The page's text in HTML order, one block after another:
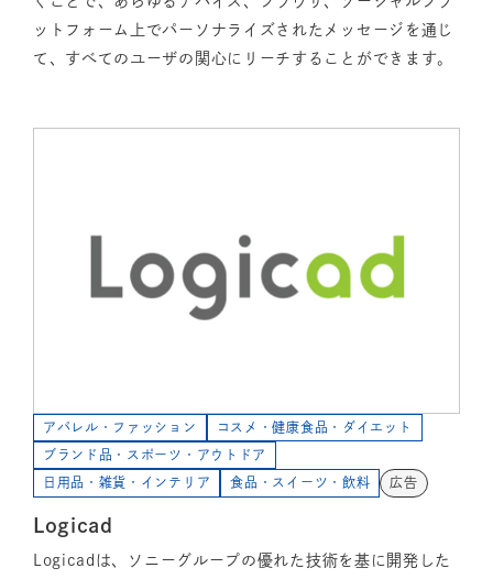
ットフォーム上でパーソナライズされたメッセージを通じ
て、すべてのユーザの関心にリーチすることができます。
アパレル・ファッション コスメ・健康食品・ダイエット
ブランド品・スポーツ・アウトドア
日用品・雑貨・インテリア 食品・スイーツ・飲料 広告
Logicad
Logicadは、ソニーグループの優れた技術を基に開発した